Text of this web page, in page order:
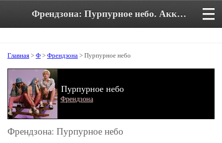
Френдзона: Пурпурное небо. Аккорды и текст песни в тональности Am
Главная > Ф > Френдзона > Пурпурное небо
Пурпурное небо
Френдзона
Френдзона: Пурпурное небо